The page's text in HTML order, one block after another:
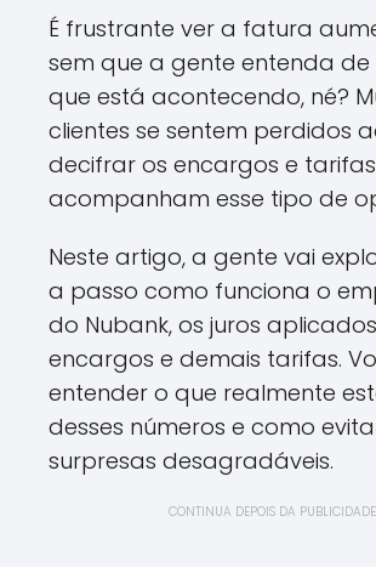
É frustrante ver a fatura
sem que a gente entenda
que está acontecendo, né?
clientes se sentem perdidos
decifrar os encargos e
acompanham esse tipo de
Neste artigo, a gente vai
a passo como funciona o
do Nubank, os juros
encargos e demais tarifas.
entender o que realmente
desses números e como
surpresas desagradáveis.
CONTINUA DEPOIS DA PUBLICIDADE